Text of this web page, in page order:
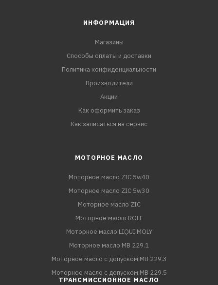
ИНФОРМАЦИЯ
Магазины
Способы оплаты и доставки
Политика конфиденциальности
Производители
Акции
Как оформить заказ
Как записаться на сервис
МОТОРНОЕ МАСЛО
Моторное масло ZIC 5w40
Моторное масло ZIC 5w30
Моторное масло ZIC
Моторное масло ROLF
Моторное масло LIQUI MOLY
Моторное масло MB 229.1
Моторное масло с допуском MB 229.3
Моторное масло с допуском MB 229.5
ТРАНСМИССИОННОЕ МАСЛО